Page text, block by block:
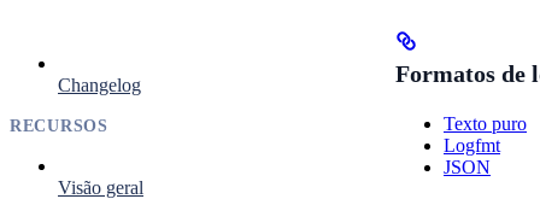
Changelog
RECURSOS
Visão geral
Formatos de
Texto puro
Logfmt
JSON